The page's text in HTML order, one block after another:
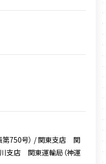
750号） / 関東支店 関
支店 関東運輸局（神運